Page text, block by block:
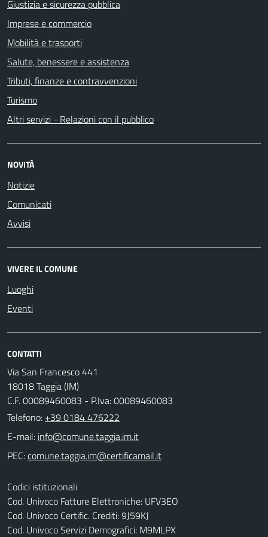
Giustizia e sicurezza pubblica
Imprese e commercio
Mobilità e trasporti
Salute, benessere e assistenza
Tributi, finanze e contravvenzioni
Turismo
Altri servizi - Relazioni con il pubblico
NOVITÀ
Notizie
Comunicati
Avvisi
VIVERE IL COMUNE
Luoghi
Eventi
CONTATTI
Via San Francesco 441
18018 Taggia (IM)
C.F. 00089460083 - P.Iva: 00089460083
Telefono: +39 0184 476222
E-mail:
PEC:
Codici istituzionali
Cod. Univoco Fatture Elettroniche: UFV3EO
Cod. Univoco Certific. Crediti: 9J59KJ
Cod. Univoco Servizi Demografici: M9MLPX